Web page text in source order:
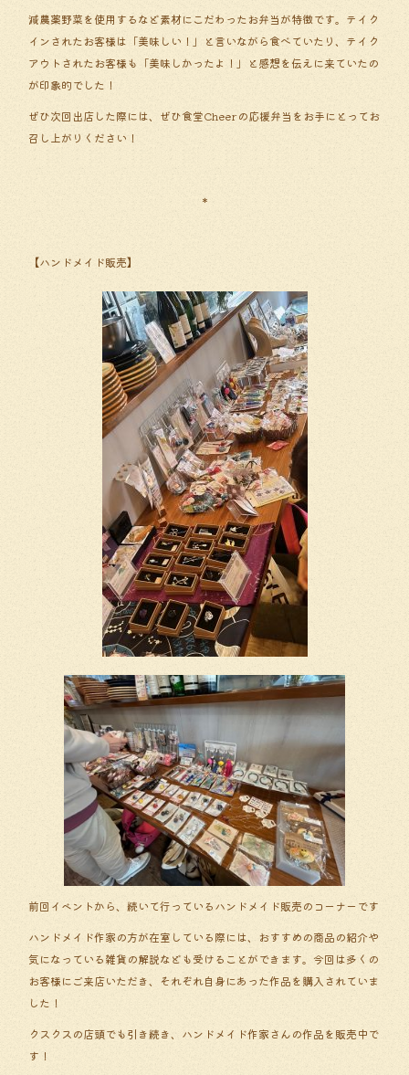
減農薬野菜を使用するなど素材にこだわったお弁当が特徴です。テイク
インされたお客様は「美味しい！」と言いながら食べていたり、テイク
アウトされたお客様も「美味しかったよ！」と感想を伝えに来ていたの
が印象的でした！
ぜひ次回出店した際には、ぜひ食堂Cheerの応援弁当をお手にとってお
召し上がりください！
＊
【ハンドメイド販売】
前回イベントから、続いて行っているハンドメイド販売のコーナーです
ハンドメイド作家の方が在室している際には、おすすめの商品の紹介や
気になっている雑貨の解説なども受けることができます。今回は多くの
お客様にご来店いただき、それぞれ自身にあった作品を購入されていま
した！
クスクスの店頭でも引き続き、ハンドメイド作家さんの作品を販売中で
す！